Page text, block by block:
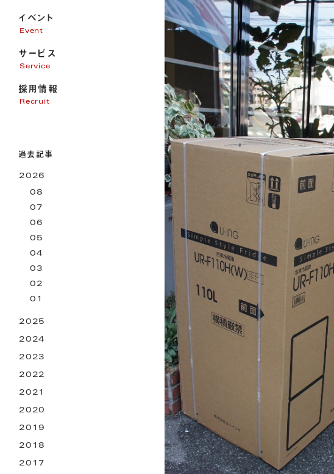
イベント
Event
サービス
Service
家電販売
家電修理
リフォーム
オール電化
お困りごとサービス
採用情報
Recruit
過去記事
2026
08
07
06
05
04
03
02
01
2025
2024
2023
2022
2021
2020
2019
2018
2017